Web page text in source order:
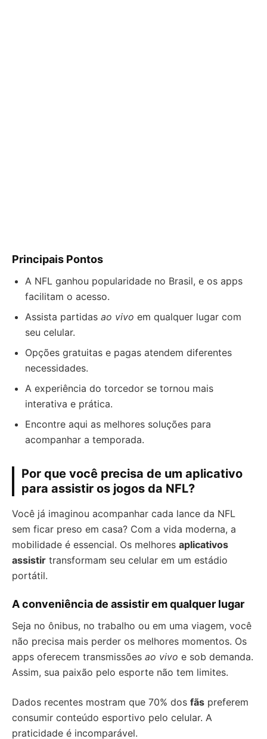
Principais Pontos
A NFL ganhou popularidade no Brasil, e os apps
facilitam o acesso.
Assista partidas ao vivo em qualquer lugar com
seu celular.
Opções gratuitas e pagas atendem diferentes
necessidades.
A experiência do torcedor se tornou mais
interativa e prática.
Encontre aqui as melhores soluções para
acompanhar a temporada.
Por que você precisa de um aplicativo
para assistir os jogos da NFL?
Você já imaginou acompanhar cada lance da NFL
sem ficar preso em casa? Com a vida moderna, a
mobilidade é essencial. Os melhores aplicativos
assistir transformam seu celular em um estádio
portátil.
A conveniência de assistir em qualquer lugar
Seja no ônibus, no trabalho ou em uma viagem, você
não precisa mais perder os melhores momentos. Os
apps oferecem transmissões ao vivo e sob demanda.
Assim, sua paixão pelo esporte não tem limites.
Dados recentes mostram que 70% dos fãs preferem
consumir conteúdo esportivo pelo celular. A
praticidade é incomparável.